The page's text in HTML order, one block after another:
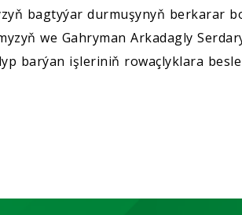
bagtyýar durmuşynyň berkarar
we Gahryman Arkadagly
barýan işleriniň rowaçlyklara